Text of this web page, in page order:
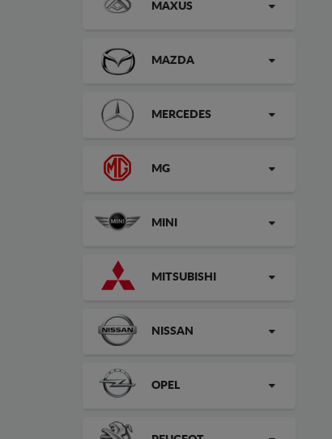
MAXUS
MAZDA
MERCEDES
MG
MINI
MITSUBISHI
NISSAN
OPEL